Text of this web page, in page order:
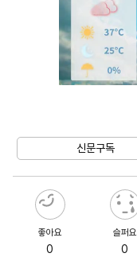
신문구독
좋아요
0
슬퍼요
0